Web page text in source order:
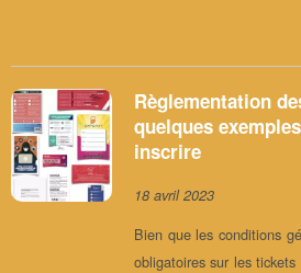
Règlementation
quelques
inscrire
18 avril 2023
Bien que les conditions
obligatoires sur les